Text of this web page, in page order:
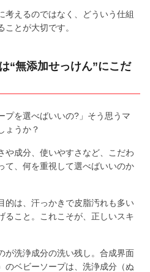
考えるのではなく、どういう仕組
とが大切です。
“無添加せっけん”にこだ
プを選べばいいの?」そう思うマ
ょうか？
や成分、使いやすさなど、こだわ
て、何を重視して選べばいいのか
的は、汗っかきで皮脂汚れも多い
ること。これこそが、正しいスキ
が洗浄成分の洗い残し。合成界面
のベビーソープは、洗浄成分（ぬ